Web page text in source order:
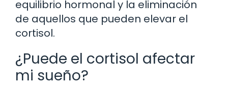
equilibrio hormonal y la eliminación
de aquellos que pueden elevar el
cortisol.
¿Puede el cortisol afectar
mi sueño?